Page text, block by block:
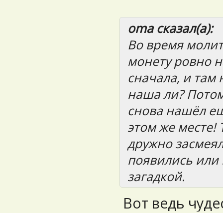
oma сказал(а):
Во время
монету ровно
сначала, и там
наша ли?
снова нашёл
этом же месте!
дружно
появились или
загадкой.
Вот ведь